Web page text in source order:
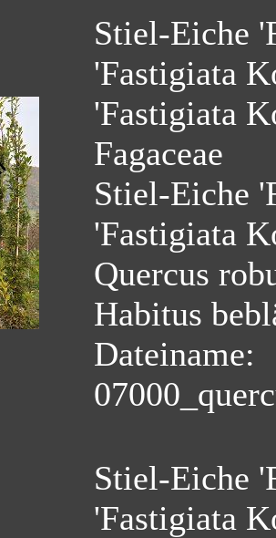
Stiel-Eiche
'Fastigiata
'Fastigiata
Fagaceae
Stiel-Eiche
'Fastigiata
Quercus
Habitus
Dateiname:
Stiel-Eiche
'Fastigiata